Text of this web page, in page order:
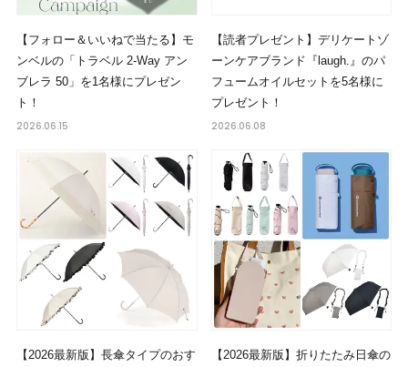
【フォロー＆いいねで当たる】モ
ンベルの「トラベル 2-Way アン
ブレラ 50」を1名様にプレゼン
ト！
2026.06.15
【読者プレゼント】デリケートゾ
ーンケアブランド『laugh.』のパ
フュームオイルセットを5名様に
プレゼント！
2026.06.08
【2026最新版】長傘タイプのおす
【2026最新版】折りたたみ日傘の